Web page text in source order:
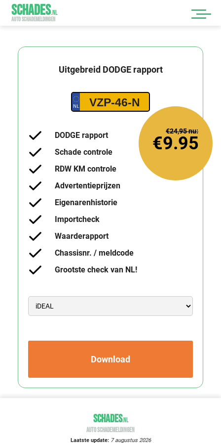
SCHADES.NL
AUTO SCHADEMELDINGEN
Uitgebreid DODGErapport
VZP-46-N
DODGE rapport
Schade controle
RDW KM controle
Advertentieprijzen
Eigenarenhistorie
Importcheck
Waarderapport
Chassisnr. / meldcode
Grootste check van NL!
Download
€9.95
€24,95nu:
SCHADES.NL
AUTO SCHADEMELDINGEN
Laatste update: 7 augustus 2026